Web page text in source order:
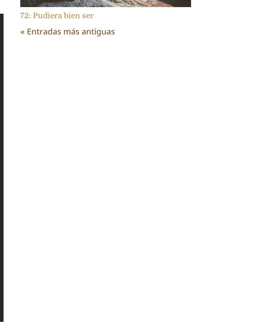
72: Pudiera bien ser
« Entradas más antiguas